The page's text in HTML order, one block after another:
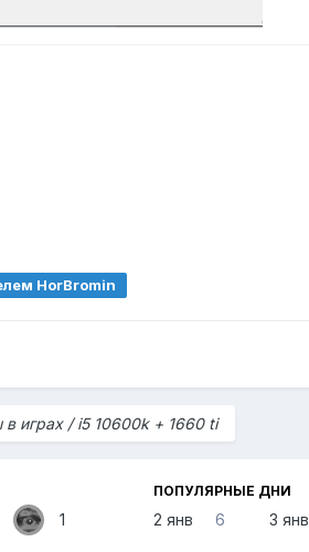
HorBromin
играх / i5 10600k + 1660 ti
1
ПОПУЛЯРНЫЕ ДНИ
2 янв 6 3 янв